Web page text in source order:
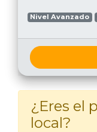
Nivel Avanzado
¿Eres el
local?